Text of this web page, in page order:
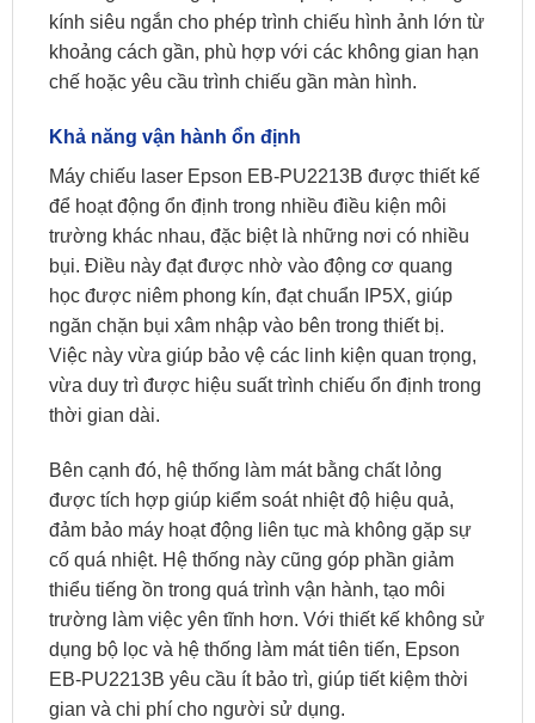
kính siêu ngắn cho phép trình chiếu hình ảnh lớn từ
khoảng cách gần, phù hợp với các không gian hạn
chế hoặc yêu cầu trình chiếu gần màn hình.
Khả năng vận hành ổn định
Máy chiếu laser Epson EB-PU2213B được thiết kế
để hoạt động ổn định trong nhiều điều kiện môi
trường khác nhau, đặc biệt là những nơi có nhiều
bụi. Điều này đạt được nhờ vào động cơ quang
học được niêm phong kín, đạt chuẩn IP5X, giúp
ngăn chặn bụi xâm nhập vào bên trong thiết bị.
Việc này vừa giúp bảo vệ các linh kiện quan trọng,
vừa duy trì được hiệu suất trình chiếu ổn định trong
thời gian dài.
Bên cạnh đó, hệ thống làm mát bằng chất lỏng
được tích hợp giúp kiểm soát nhiệt độ hiệu quả,
đảm bảo máy hoạt động liên tục mà không gặp sự
cố quá nhiệt. Hệ thống này cũng góp phần giảm
thiểu tiếng ồn trong quá trình vận hành, tạo môi
trường làm việc yên tĩnh hơn. Với thiết kế không sử
dụng bộ lọc và hệ thống làm mát tiên tiến, Epson
EB-PU2213B yêu cầu ít bảo trì, giúp tiết kiệm thời
gian và chi phí cho người sử dụng.